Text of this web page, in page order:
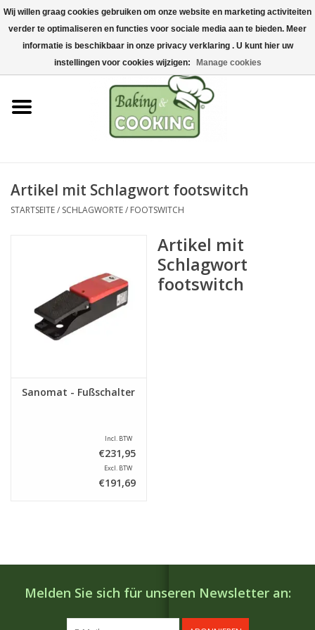
Startseite
Koch-&Backutensilien
Maschinen & Teile
Edelstahl
Rohstoffe & Präsentation
Aktionen
Artikel mit Schlagwort footswitch
STARTSEITE/ SCHLAGWORTE/ FOOTSWITCH
Sanomat - Fußschalter
Incl. BTW
€231,95
Excl. BTW
€191,69
Artikel mit
Schlagwort
footswitch
Melden Sie sich für unseren Newsletter an:
Wij willen graag cookies gebruiken om onze website en marketing activiteiten
verder te optimaliseren en functies voor sociale media aan te bieden. Meer
informatie is beschikbaar in onze privacy verklaring . U kunt hier uw
instellingen voor cookies wijzigen:
Manage cookies